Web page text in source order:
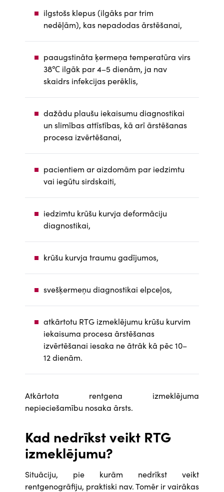
ilgstošs klepus (ilgāks par trim
nedēļām), kas nepadodas ārstēšanai,
paaugstināta ķermeņa temperatūra virs
38℃ ilgāk par 4–5 dienām, ja nav
skaidrs infekcijas perēklis,
dažādu plaušu iekaisumu diagnostikai
un slimības attīstības, kā arī ārstēšanas
procesa izvērtēšanai,
pacientiem ar aizdomām par iedzimtu
vai iegūtu sirdskaiti,
iedzimtu krūšu kurvja deformāciju
diagnostikai,
krūšu kurvja traumu gadījumos,
svešķermeņu diagnostikai elpceļos,
atkārtotu RTG izmeklējumu krūšu kurvim
iekaisuma procesa ārstēšanas
izvērtēšanai iesaka ne ātrāk kā pēc 10–
12 dienām.
Atkārtota rentgena izmeklējuma
nepieciešamību nosaka ārsts.
Kad nedrīkst veikt RTG
izmeklējumu?
Situāciju, pie kurām nedrīkst veikt
rentgenogrāfiju, praktiski nav. Tomēr ir vairākas